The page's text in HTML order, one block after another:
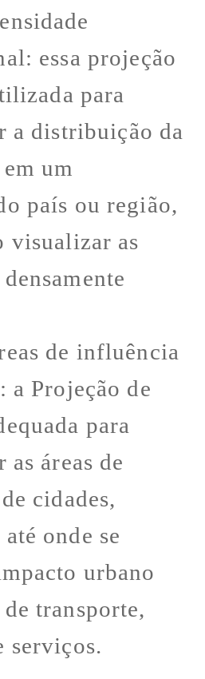
essa projeção
para
a distribuição da
um
país ou região,
visualizar as
de influência
a Projeção de
para
as áreas de
cidades,
onde se
urbano
transporte,
serviços.